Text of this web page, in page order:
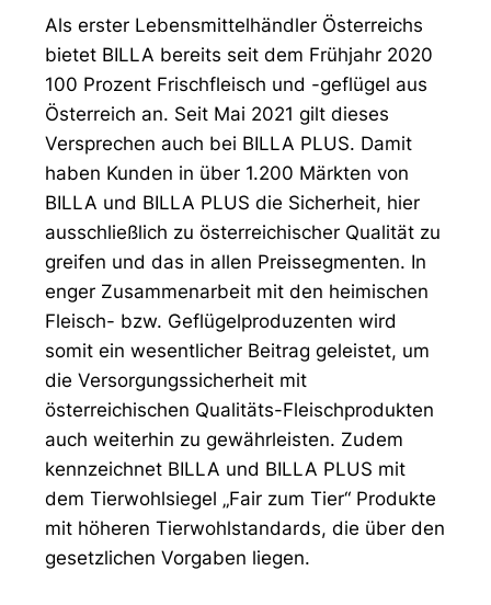
Als erster Lebensmittelhändler Österreichs
bietet BILLA bereits seit dem Frühjahr 2020
100 Prozent Frischfleisch und -geflügel aus
Österreich an. Seit Mai 2021 gilt dieses
Versprechen auch bei BILLA PLUS. Damit
haben Kunden in über 1.200 Märkten von
BILLA und BILLA PLUS die Sicherheit, hier
ausschließlich zu österreichischer Qualität zu
greifen und das in allen Preissegmenten. In
enger Zusammenarbeit mit den heimischen
Fleisch- bzw. Geflügelproduzenten wird
somit ein wesentlicher Beitrag geleistet, um
die Versorgungssicherheit mit
österreichischen Qualitäts-Fleischprodukten
auch weiterhin zu gewährleisten. Zudem
kennzeichnet BILLA und BILLA PLUS mit
dem Tierwohlsiegel „Fair zum Tier“ Produkte
mit höheren Tierwohlstandards, die über den
gesetzlichen Vorgaben liegen.